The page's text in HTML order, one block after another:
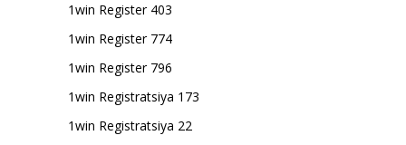
1win Register 403
1win Register 774
1win Register 796
1win Registratsiya 173
1win Registratsiya 22